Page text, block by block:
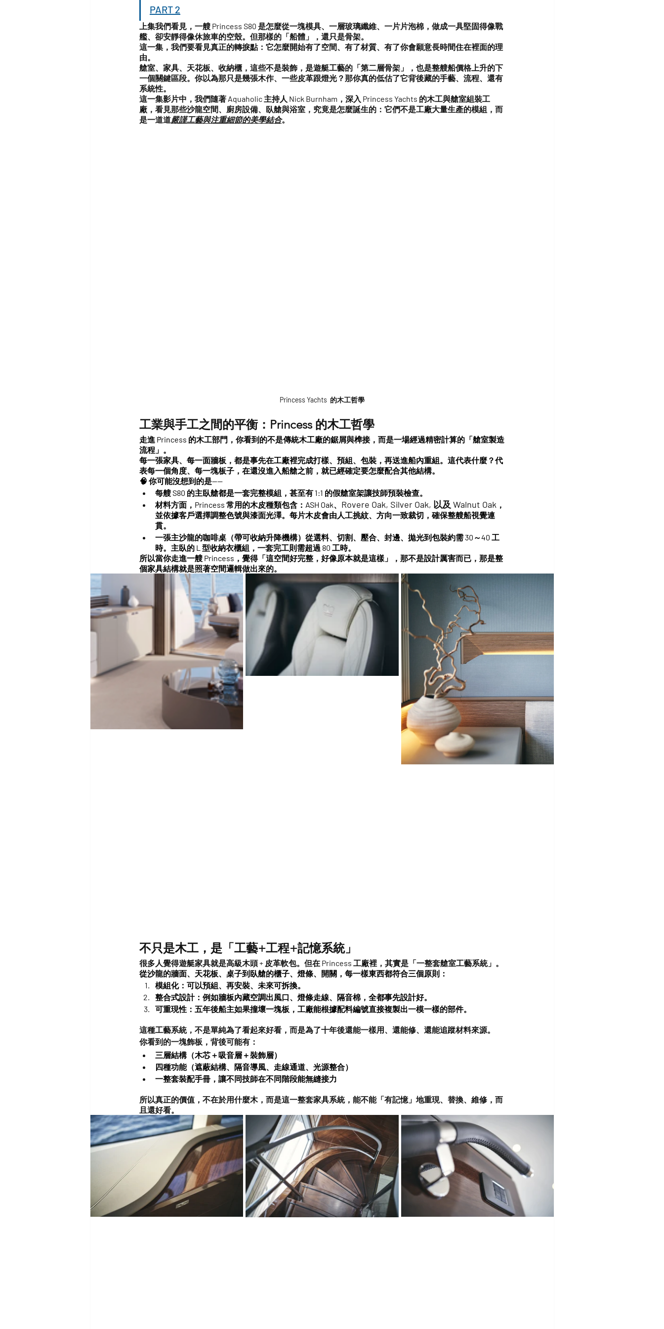
PART 2
上集我們看見，一艘 Princess S80 是怎麼從一塊模具、一層玻璃纖維、一片片泡棉，做成一具堅固得像戰
艦、卻安靜得像休旅車的空殼。但那樣的「船體」，還只是骨架。
這一集，我們要看見真正的轉捩點： 它怎麼開始有了空間、有了材質、有了你會願意長時間住在裡面的理
由。
艙室、家具、天花板、收納櫃，這些不是裝飾，是遊艇工藝的「第二層骨架」，也是整艘船價格上升的下
一個關鍵區段。你以為那只是幾張木作、一些皮革跟燈光？那你真的低估了它背後藏的手藝、流程、還有
系統性。
這一集影片中，我們隨著 Aquaholic 主持人 Nick Burnham，深入 Princess Yachts 的木工與艙室組裝工
廠，看見那些沙龍空間、廚房設備、臥艙與浴室，究竟是怎麼誕生的：它們不是工廠大量生產的模組，而
是一道道嚴謹工藝與注重細節的美學結合。
Princess Yachts  的木工哲學
工業與手工之間的平衡：Princess 的木工哲學
走進 Princess 的木工部門，你看到的不是傳統木工廠的鋸屑與榫接，而是一場經過精密計算的「艙室製造
流程」。
每一張家具、每一面牆板，都是事先在工廠裡完成打樣、預組、包裝，再送進船內重組。這代表什麼？代
表每一個角度、每一塊板子， 在還沒進入船艙之前，就已經確定要怎麼配合其他結構。
🧠 你可能沒想到的是——
每艘 S80 的主臥艙都是一套完整模組，甚至有 1:1 的假艙室架讓技師預裝檢查。
材料方面，Princess 常用的木皮種類包含：ASH Oak、 Rovere Oak, Silver Oak, 以及 Walnut Oak ，
並依據客戶選擇調整色號與漆面光澤。每片木皮會由人工挑紋、方向一致裁切，確保整艘船視覺連
貫。
一張主沙龍的咖啡桌（帶可收納升降機構）從選料、切割、壓合、封邊、拋光到包裝約需 30～40 工
時。主臥的 L 型收納衣櫃組，一套完工則需超過 80 工時。
所以當你走進一艘 Princess，覺得「這空間好完整，好像原本就是這樣」，那不是設計厲害而已，那是整
個家具結構就是照著空間邏輯做出來的。
不只是木工，是「工藝+工程+記憶系統」
很多人覺得遊艇家具就是高級木頭 + 皮革軟包。但在 Princess 工廠裡，其實是「一整套艙室工藝系統」。
從沙龍的牆面、天花板、桌子到臥艙的櫃子、燈條、開關，每一樣東西都符合三個原則：
模組化：可以預組、再安裝、未來可拆換。
整合式設計：例如牆板內藏空調出風口、燈條走線、隔音棉，全都事先設計好。
可重現性 ：五年後船主如果撞壞一塊板，工廠能根據配料編號直接複製出一模一樣的部件。
這種工藝系統，不是單純為了看起來好看，而是為了十年後還能一樣用、還能修、還能追蹤材料來源。
你看到的一塊飾板，背後可能有：
三層結構（木芯＋吸音層＋裝飾層）
四種功能（遮蔽結構、隔音導風、走線通道、光源整合）
一整套裝配手冊，讓不同技師在不同階段能無縫接力
所以真正的價值，不在於用什麼木，而是這一整套家具系統，能不能「有記憶」地重現、替換、維修，而
且還好看。